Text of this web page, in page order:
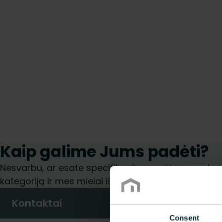
Consent
Kaip galime Jums padėti?
Nesvarbu, ar esate specifikacijų rengėjas,
kategoriją ir mes mielai išnagrinėsime jūsų
Kontaktai